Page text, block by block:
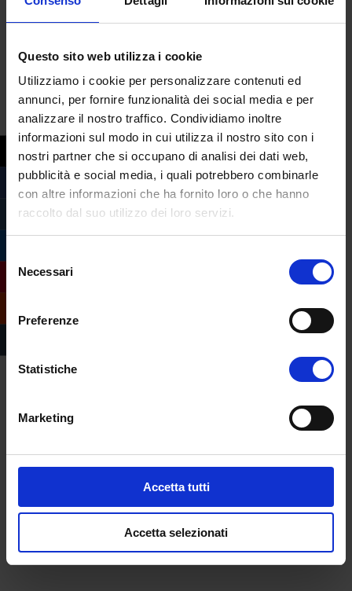
Questo sito web utilizza i cookie
Utilizziamo i cookie per personalizzare contenuti ed
annunci, per fornire funzionalità dei social media e per
analizzare il nostro traffico. Condividiamo inoltre
informazioni sul modo in cui utilizza il nostro sito con i
nostri partner che si occupano di analisi dei dati web,
pubblicità e social media, i quali potrebbero combinarle
con altre informazioni che ha fornito loro o che hanno
raccolto dal suo utilizzo dei loro servizi.
delNecessari
Preferenze
Statistiche
Marketing
Accetta tutti
Accetta selezionati
del Sud o delle Isole occupano le ultime
La classifica, conclude il quotidiano, è “una
cartina di tornasole delle disuguaglianze,
accentuate dalla pandemia, da cui è
necessario partire per attuare in modo
efficace le tre missioni trasversali del Piano
nazionale di ripresa e resilienza (Pnrr):
ridurre i divari territoriali e di genere e